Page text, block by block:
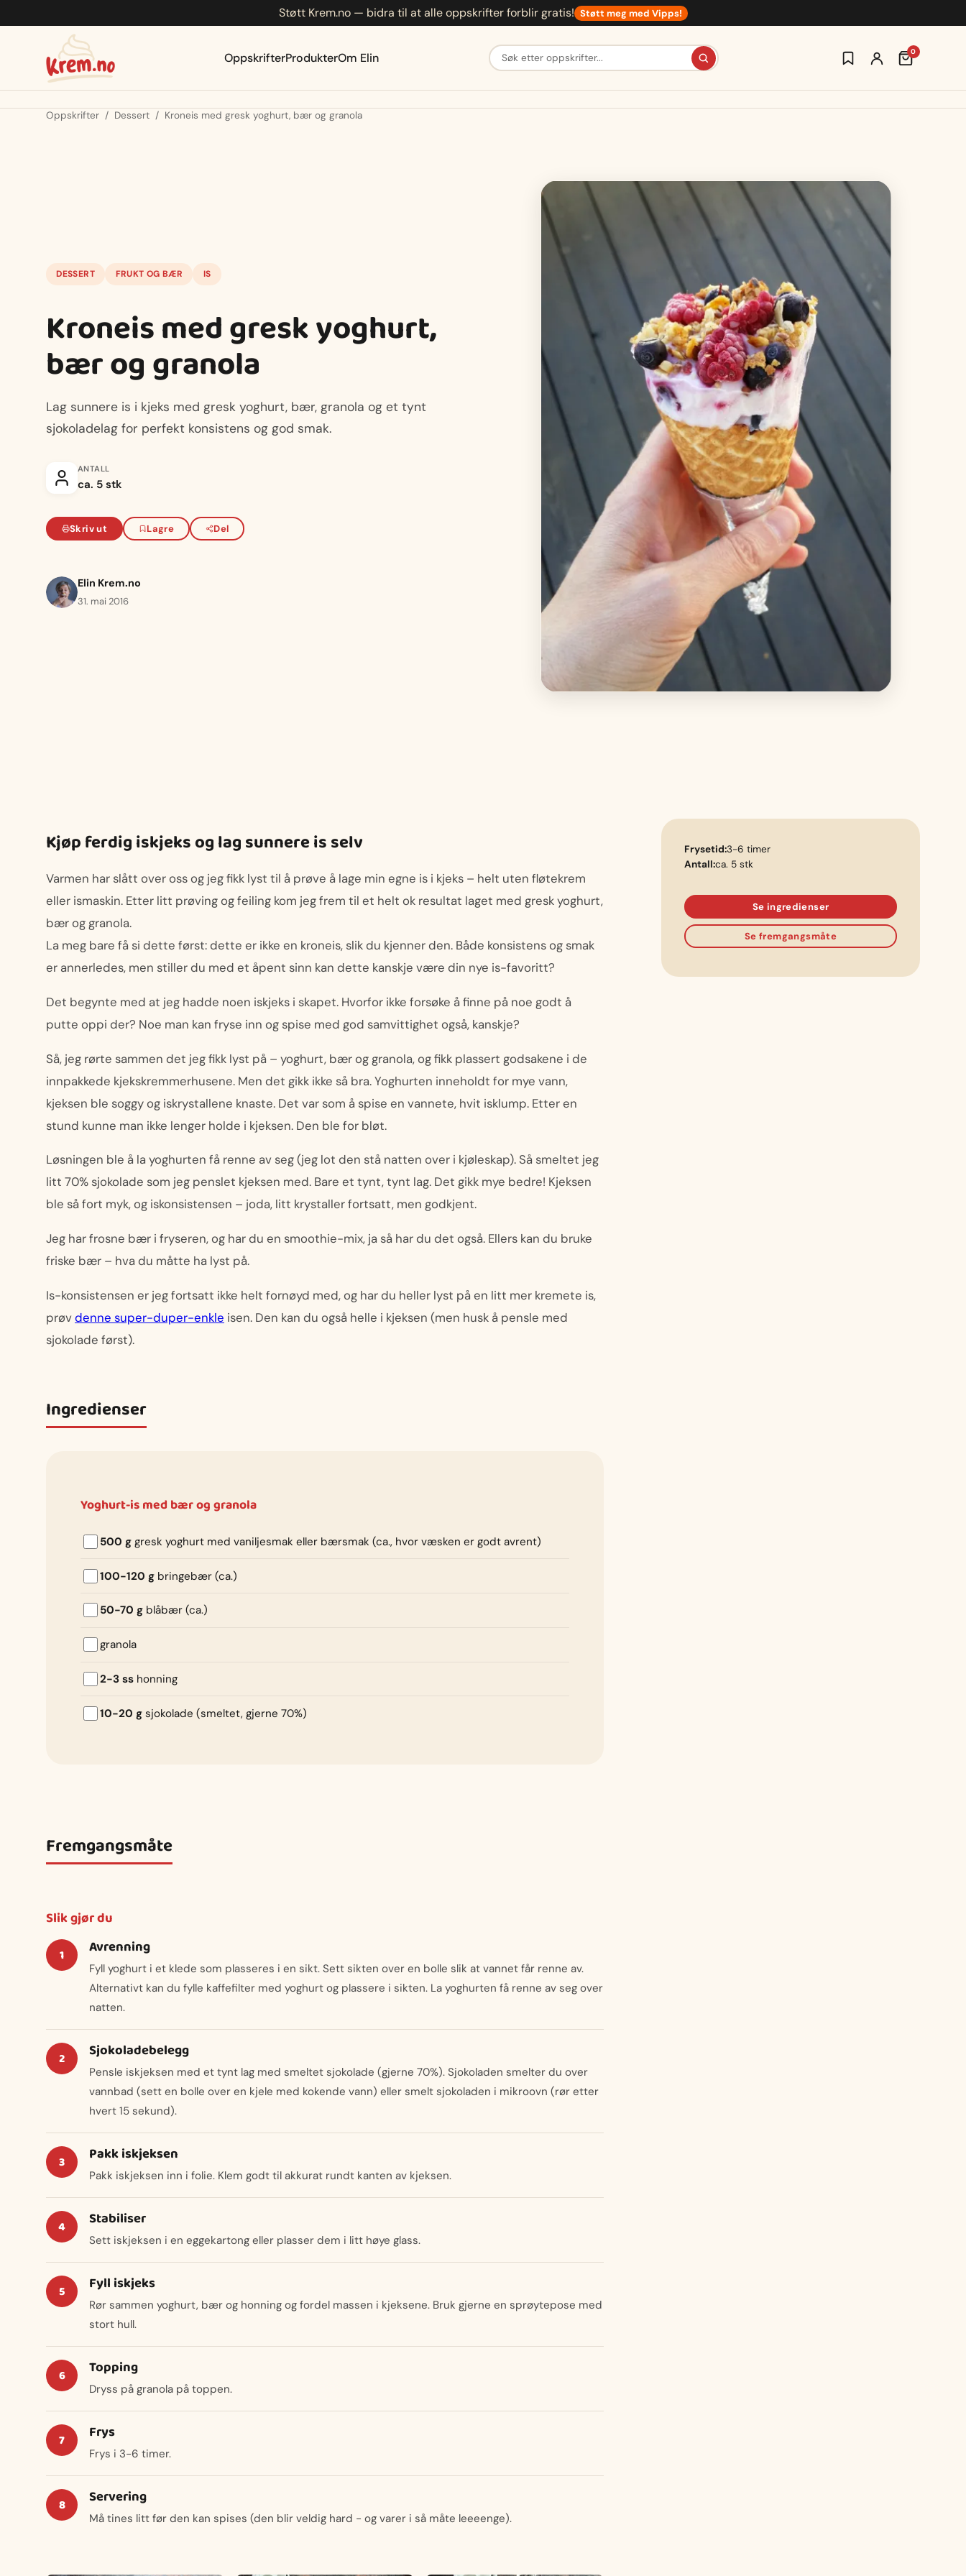
Støtt Krem.no — bidra til at alle oppskrifter forblir gratis! Støtt meg med Vipps!
OppskrifterProdukterOm Elin Søk etter oppskrifter 0
Oppskrifter / Dessert / Kroneis med gresk yoghurt, bær og granola
DESSERT FRUKT OG BÆR IS
Kroneis med gresk yoghurt,
bær og granola
Lag sunnere is i kjeks med gresk yoghurt, bær, granola og et tynt
sjokoladelag for perfekt konsistens og god smak.
ANTALL
ca. 5 stk
Skriv ut Lagre Del
Elin Krem.no
31. mai 2016
Kjøp ferdig iskjeks og lag sunnere is selv
Varmen har slått over oss og jeg fikk lyst til å prøve å lage min egne is i kjeks – helt uten fløtekrem
eller ismaskin. Etter litt prøving og feiling kom jeg frem til et helt ok resultat laget med gresk yoghurt,
bær og granola.
La meg bare få si dette først: dette er ikke en kroneis, slik du kjenner den. Både konsistens og smak
er annerledes, men stiller du med et åpent sinn kan dette kanskje være din nye is-favoritt?
Det begynte med at jeg hadde noen iskjeks i skapet. Hvorfor ikke forsøke å finne på noe godt å
putte oppi der? Noe man kan fryse inn og spise med god samvittighet også, kanskje?
Så, jeg rørte sammen det jeg fikk lyst på – yoghurt, bær og granola, og fikk plassert godsakene i de
innpakkede kjekskremmerhusene. Men det gikk ikke så bra. Yoghurten inneholdt for mye vann,
kjeksen ble soggy og iskrystallene knaste. Det var som å spise en vannete, hvit isklump. Etter en
stund kunne man ikke lenger holde i kjeksen. Den ble for bløt.
Løsningen ble å la yoghurten få renne av seg (jeg lot den stå natten over i kjøleskap). Så smeltet jeg
litt 70% sjokolade som jeg penslet kjeksen med. Bare et tynt, tynt lag. Det gikk mye bedre! Kjeksen
ble så fort myk, og iskonsistensen – joda, litt krystaller fortsatt, men godkjent.
Jeg har frosne bær i fryseren, og har du en smoothie-mix, ja så har du det også. Ellers kan du bruke
friske bær – hva du måtte ha lyst på.
Is-konsistensen er jeg fortsatt ikke helt fornøyd med, og har du heller lyst på en litt mer kremete is,
prøvdenne super-duper-enkle isen. Den kan du også helle i kjeksen (men husk å pensle med
sjokolade først).
Ingredienser
Yoghurt-is med bær og granola
500 g gresk yoghurt med vaniljesmak eller bærsmak (ca., hvor væsken er godt avrent)
100-120 g bringebær (ca.)
50-70 g blåbær (ca.)
granola
2-3 ss honning
10-20 g sjokolade (smeltet, gjerne 70%)
Fremgangsmåte
Slik gjør du
Avrenning
Fyll yoghurt i et klede som plasseres i en sikt. Sett sikten over en bolle slik at vannet får renne av.
Alternativt kan du fylle kaffefilter med yoghurt og plassere i sikten. La yoghurten få renne av seg over
natten.
Sjokoladebelegg
Pensle iskjeksen med et tynt lag med smeltet sjokolade (gjerne 70%). Sjokoladen smelter du over
vannbad (sett en bolle over en kjele med kokende vann) eller smelt sjokoladen i mikroovn (rør etter
hvert 15 sekund).
Pakk iskjeksen
Pakk iskjeksen inn i folie. Klem godt til akkurat rundt kanten av kjeksen.
Stabiliser
Sett iskjeksen i en eggekartong eller plasser dem i litt høye glass.
Fyll iskjeks
Rør sammen yoghurt, bær og honning og fordel massen i kjeksene. Bruk gjerne en sprøytepose med
stort hull.
Topping
Dryss på granola på toppen.
Frys
Frys i 3-6 timer.
Servering
Må tines litt før den kan spises (den blir veldig hard - og varer i så måte leeeenge).
Frysetid:3-6 timer
Antall:ca. 5 stk
Se ingredienser
Se fremgangsmåte